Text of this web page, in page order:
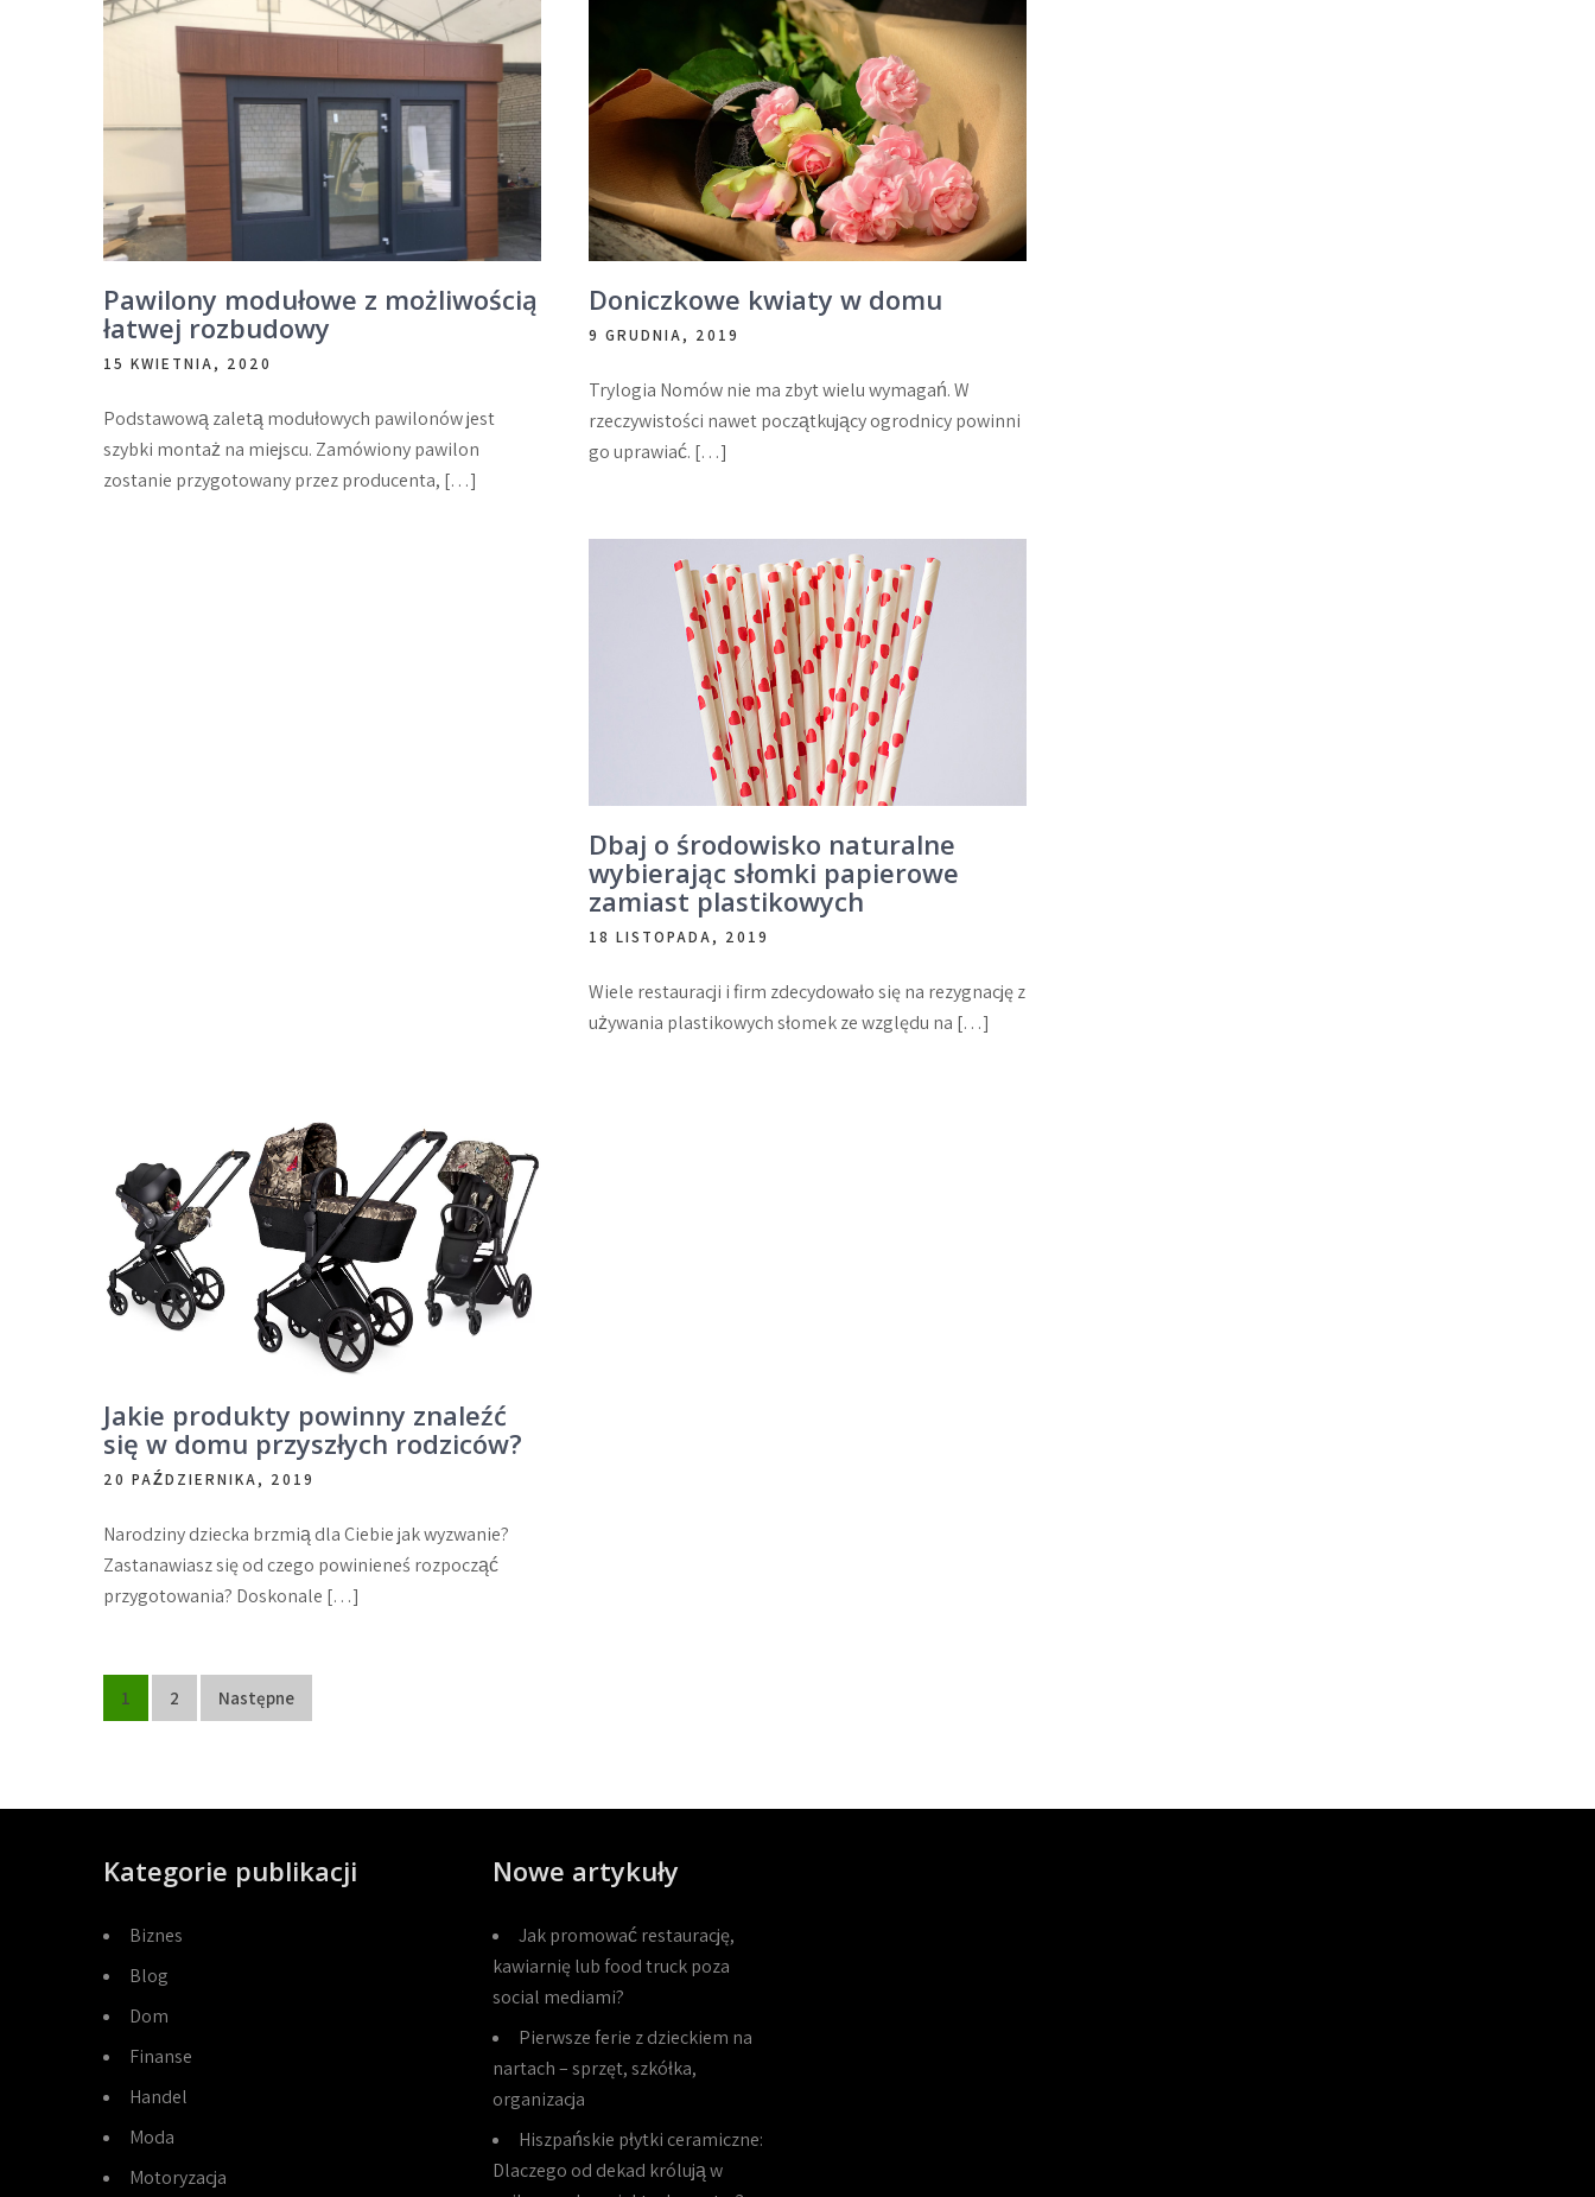
Pawilony modułowe z możliwością
łatwej rozbudowy
15 KWIETNIA, 2020
Podstawową zaletą modułowych pawilonów jest
szybki montaż na miejscu. Zamówiony pawilon
zostanie przygotowany przez producenta, […]
Doniczkowe kwiaty w domu
9 GRUDNIA, 2019
Trylogia Nomów nie ma zbyt wielu wymagań. W
rzeczywistości nawet początkujący ogrodnicy powinni
go uprawiać. […]
Dbaj o środowisko naturalne
wybierając słomki papierowe
zamiast plastikowych
18 LISTOPADA, 2019
Wiele restauracji i firm zdecydowało się na rezygnację z
używania plastikowych słomek ze względu na […]
Jakie produkty powinny znaleźć
się w domu przyszłych rodziców?
20 PAŹDZIERNIKA, 2019
Narodziny dziecka brzmią dla Ciebie jak wyzwanie?
Zastanawiasz się od czego powinieneś rozpocząć
przygotowania? Doskonale […]
Stronicowanie
wpisów
1 2 Następne
Kategorie publikacji
Biznes
Blog
Dom
Finanse
Handel
Moda
Motoryzacja
Nowe artykuły
Jak promować restaurację,
kawiarnię lub food truck poza
social mediami?
Pierwsze ferie z dzieckiem na
nartach – sprzęt, szkółka,
organizacja
Hiszpańskie płytki ceramiczne:
Dlaczego od dekad królują w